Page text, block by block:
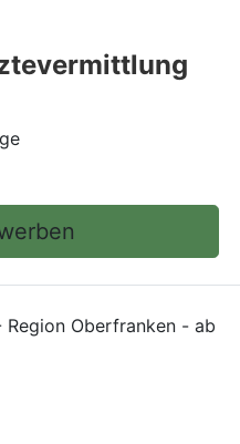
Oberfranken - ab